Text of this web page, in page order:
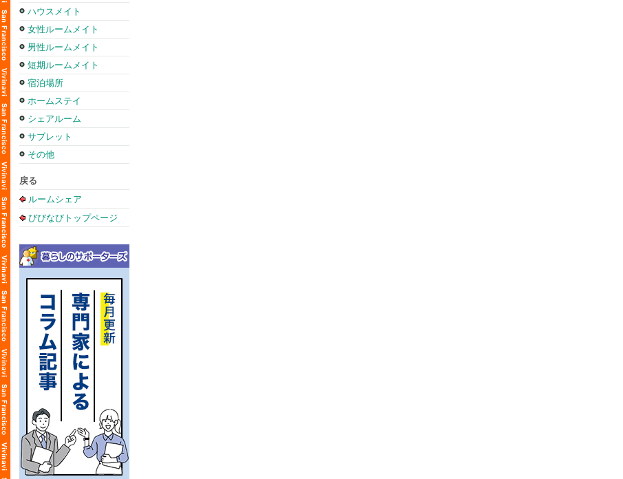
ハウスメイト
女性ルームメイト
男性ルームメイト
短期ルームメイト
宿泊場所
ホームステイ
シェアルーム
サブレット
その他
戻る
ルームシェア
びびなびトップページ